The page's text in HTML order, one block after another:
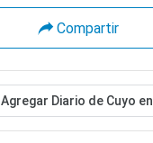
Compartir
Agregar Diario de Cuyo en